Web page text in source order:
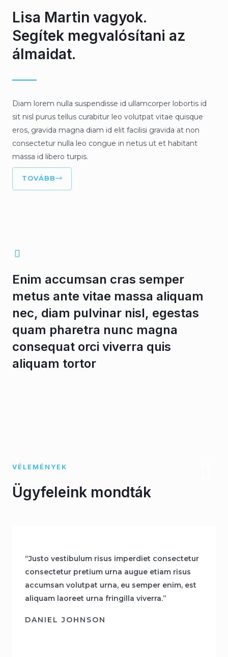
Lisa Martin vagyok.
Segítek megvalósítani az
álmaidat.
Diam lorem nulla suspendisse id ullamcorper lobortis id
sit nisl purus tellus curabitur leo volutpat vitae quisque
eros, gravida magna diam id elit facilisi gravida at non
consectetur nulla leo congue in netus ut et habitant
massa id libero turpis.
TOVÁBB
Enim accumsan cras semper
metus ante vitae massa aliquam
nec, diam pulvinar nisl, egestas
quam pharetra nunc magna
consequat orci viverra quis
aliquam tortor
VÉLEMÉNYEK
Ügyfeleink mondták
“Justo vestibulum risus imperdiet consectetur
consectetur pretium urna augue etiam risus
accumsan volutpat urna, eu semper enim, est
aliquam laoreet urna fringilla viverra.”
DANIEL JOHNSON